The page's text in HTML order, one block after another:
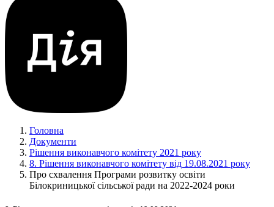
Головна
Документи
Рішення виконавчого комітету 2021 року
8. Рішення виконавчого комітету від 19.08.2021 року
Про схвалення Програми розвитку освіти
Білокриницької сільської ради на 2022-2024 роки